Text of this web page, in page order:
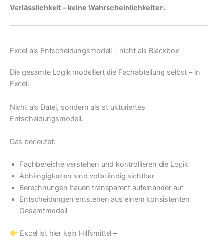
Verlässlichkeit – keine Wahrscheinlichkeiten.
Excel als Entscheidungsmodell – nicht als Blackbox
Die gesamte Logik modelliert die Fachabteilung selbst – in
Excel.
Nicht als Datei, sondern als strukturiertes
Entscheidungsmodell.
Das bedeutet:
Fachbereiche verstehen und kontrollieren die Logik
Abhängigkeiten sind vollständig sichtbar
Berechnungen bauen transparent aufeinander auf
Entscheidungen entstehen aus einem konsistenten
Gesamtmodell
Excel ist hier kein Hilfsmittel –